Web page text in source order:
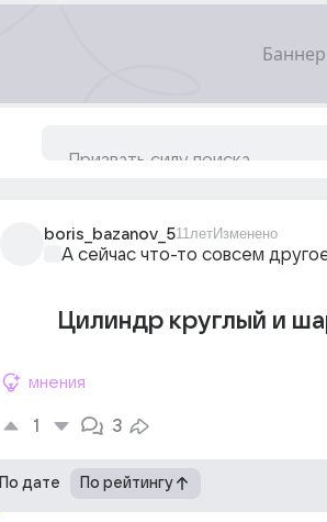
boris_bazanov_511летИзменено
А сейчас что-то совсем
Цилиндр круглый и
мнения
1 3
По дате По рейтингу